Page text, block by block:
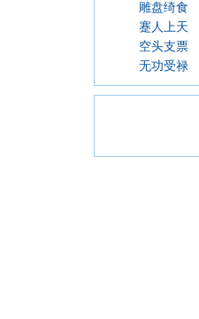
雕盘绮食
蹇人上天
空头支票
无功受禄